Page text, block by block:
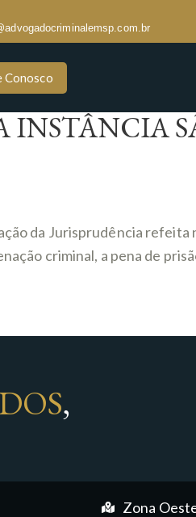
Conosco
INSTÂNCIA
da Jurisprudência refeita
criminal, a pena de
,
Zona